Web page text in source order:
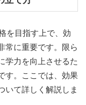
を目指す上で、効
常に重要です。限ら
学力を向上させるた
す。ここでは、効果
いて詳しく解説しま